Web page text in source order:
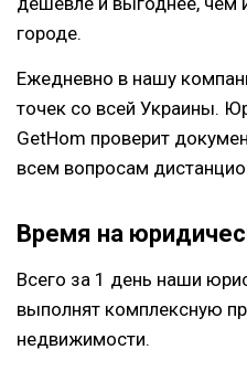
городе.
Ежедневно в нашу
точек со всей Украины.
GetHom проверит
всем вопросам
Время на
Всего за 1 день наши
выполнят комплексную
недвижимости.